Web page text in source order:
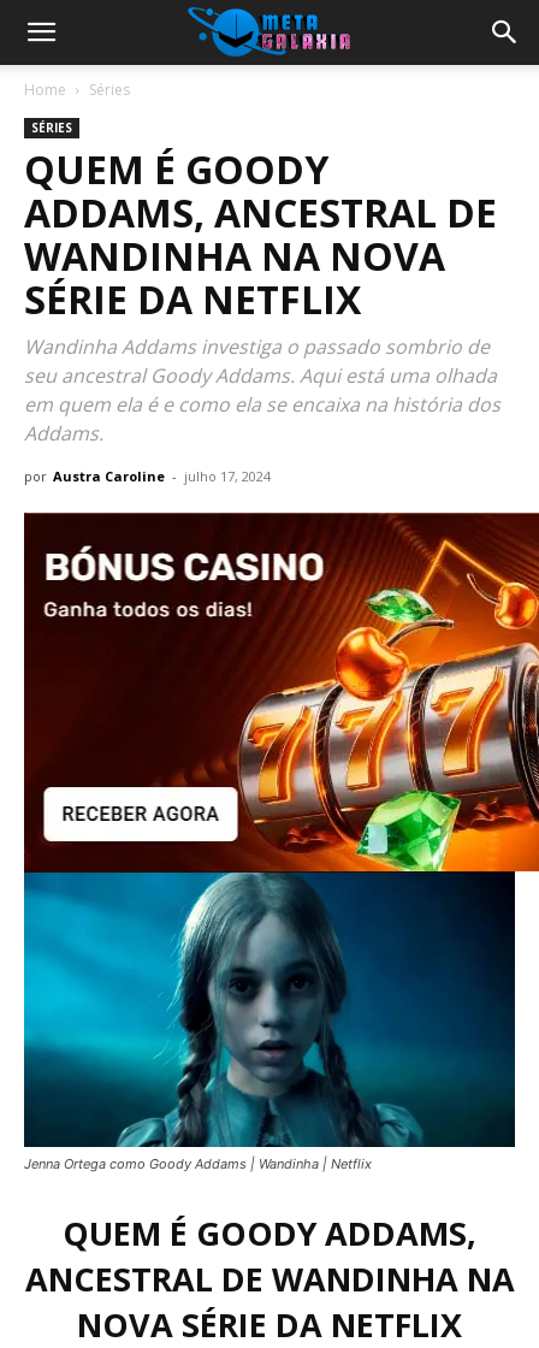
Home Séries
SÉRIES
QUEM É GOODY
ADDAMS, ANCESTRAL DE
WANDINHA NA NOVA
SÉRIE DA NETFLIX
Wandinha Addams investiga o passado sombrio de
seu ancestral Goody Addams. Aqui está uma olhada
em quem ela é e como ela se encaixa na história dos
Addams.
por Austra Caroline - julho 17, 2024
Jenna Ortega como Goody Addams | Wandinha | Netflix
QUEM É GOODY ADDAMS,
ANCESTRAL DE WANDINHA NA
NOVA SÉRIE DA NETFLIX